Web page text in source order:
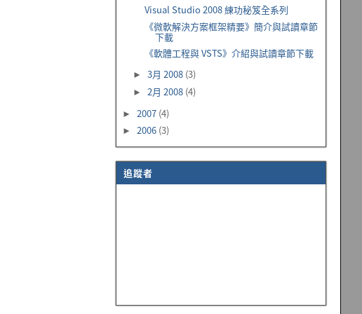
Visual Studio 2008 練功秘笈全系列
《微軟解決方案框架精要》簡介與試讀章節
下載
《軟體工程與 VSTS》介紹與試讀章節下載
►3月 2008 (3)
►2月 2008 (4)
► 2007 (4)
► 2006 (3)
追蹤者